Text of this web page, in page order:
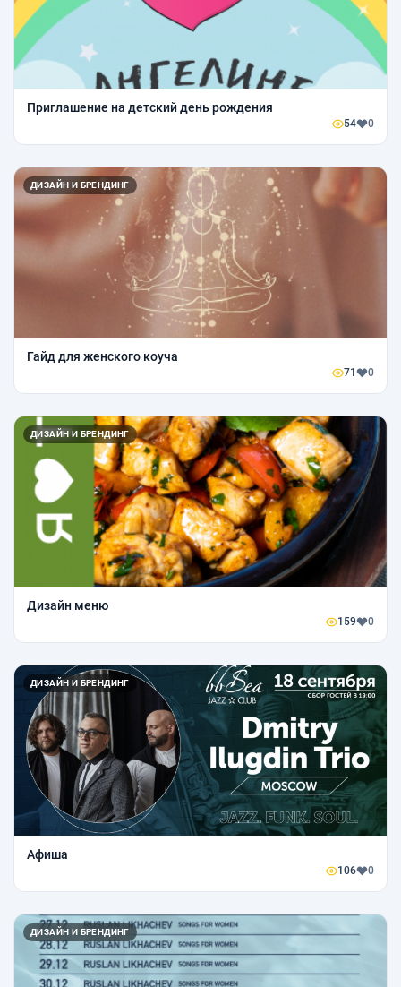
Приглашение на детский день рождения
54 0
ДИЗАЙН И БРЕНДИНГ
Гайд для женского коуча
71 0
ДИЗАЙН И БРЕНДИНГ
Дизайн меню
159 0
ДИЗАЙН И БРЕНДИНГ
Афиша
106 0
ДИЗАЙН И БРЕНДИНГ